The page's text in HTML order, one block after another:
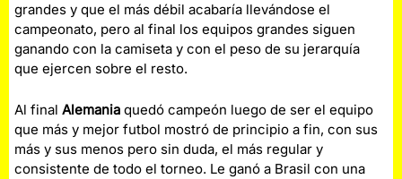
grandes y que el más débil acabaría llevándose el
campeonato, pero al final los equipos grandes siguen
ganando con la camiseta y con el peso de su jerarquía
que ejercen sobre el resto.
Al finalAlemania quedó campeón luego de ser el equipo
que más y mejor futbol mostró de principio a fin, con sus
más y sus menos pero sin duda, el más regular y
consistente de todo el torneo. Le ganó a Brasil con una